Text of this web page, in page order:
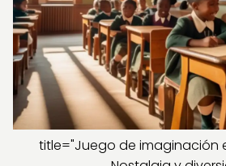
title="Juego de imaginación